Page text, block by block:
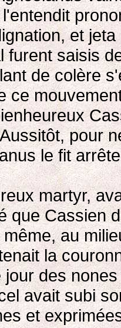
et
furent saisis
de colère
ce
pour
le fit
martyr,
que Cassien
au
la
des
avait subi
et